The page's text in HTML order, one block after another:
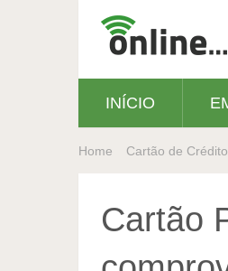
INÍCIO
Home Cartão de Crédito
Cartão